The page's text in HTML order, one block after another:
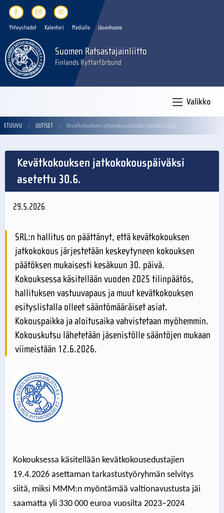
Yhteystiedot Kalenteri Medialle Jäsenhuone
Suomen Ratsastajainliitto
Finlands Ryttarförbund
Valikko
ETUSIVU UUTISET Kevätkokouksen jatkokokouspäiväksi asetettu 30.6.
Kevätkokouksen jatkokokouspäiväksi
asetettu 30.6.
29.5.2026
SRL:n hallitus on päättänyt, että kevätkokouksen
jatkokokous järjestetään keskeytyneen kokouksen
päätöksen mukaisesti kesäkuun 30. päivä.
Kokouksessa käsitellään vuoden 2025 tilinpäätös,
hallituksen vastuuvapaus ja muut kevätkokouksen
esityslistalla olleet sääntömääräiset asiat.
Kokouspaikka ja aloitusaika vahvistetaan myöhemmin.
Kokouskutsu lähetetään jäsenistölle sääntöjen mukaan
viimeistään 12.6.2026.
Kokouksessa käsitellään kevätkokousedustajien
19.4.2026 asettaman tarkastustyöryhmän selvitys
siitä, miksi MMM:n myöntämää valtionavustusta jäi
saamatta yli 330 000 euroa vuosilta 2023–2024